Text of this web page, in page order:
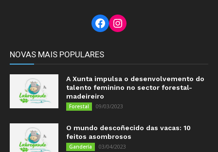
Facebook
Instagram
NOVAS MAIS POPULARES
A Xunta impulsa o desenvolvemento do
talento feminino no sector forestal-
madeireiro
Forestal 09/03/2023
O mundo descoñecido das vacas: 10
feitos asombrosos
Gandería 03/04/2023